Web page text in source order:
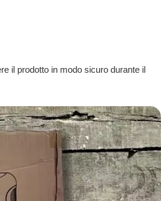
il prodotto in modo sicuro durante il